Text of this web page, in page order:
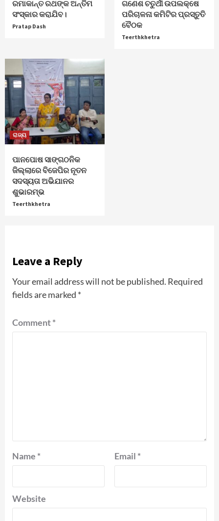
ରମାକାନ୍ତ ରଥଙ୍କ ଅନ୍ତିମ
ସଂସ୍କାର କରାଯିବ।
Pratap Dash
ଗଣେଶ ଚତୁର୍ଥୀ ଉପଲକ୍ଷେ
ପରିଚାଳନା କମିଟିର ପ୍ରସ୍ତୁତି
ବୈଠକ
Teerthkhetra
ରାଜ୍ୟ
ପାନପୋଷ ସାଙ୍ଗଠନିକ
ଜିଲ୍ଲାରେ ବିଜେପିର ନୂତନ
ସଦସ୍ୟତା ଅଭିଯାନର
ଶୁଭାରମ୍ଭ
Teerthkhetra
Leave a Reply
Your email address will not be published. Required
fields are marked *
Comment*
Name * Email *
Website